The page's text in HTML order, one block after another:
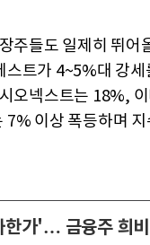
주들도 일제히 뛰어
스트가 4~5%대 강
오넥스트는 18%,
7% 이상 폭등하며 지
한가'… 금융주 희